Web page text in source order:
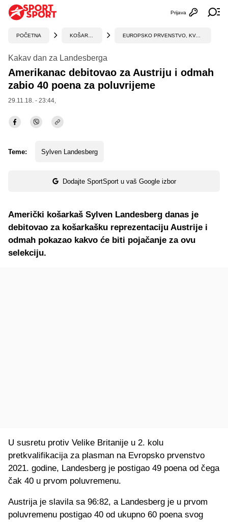
Otvori
Prijava
POČETNA EUROPSKO PRVENSTVO, KVALIFIKACIJE
Kakav dan za Landesberga
Amerikanac debitovao za Austriju i odmah
zabio 40 poena za poluvrijeme
29.11.18. - 23:44,
Teme: Sylven Landesberg
Dodajte SportSport u vaš Google izbor
Američki košarkaš Sylven Landesberg danas je
debitovao za košarkašku reprezentaciju Austrije i
odmah pokazao kakvo će biti pojačanje za ovu
selekciju.
U susretu protiv Velike Britanije u 2. kolu
pretkvalifikacija za plasman na Evropsko prvenstvo
2021. godine, Landesberg je postigao 49 poena od čega
čak 40 u prvom poluvremenu.
Austrija je slavila sa 96:82, a Landesberg je u prvom
poluvremenu postigao 40 od ukupno 60 poena svog